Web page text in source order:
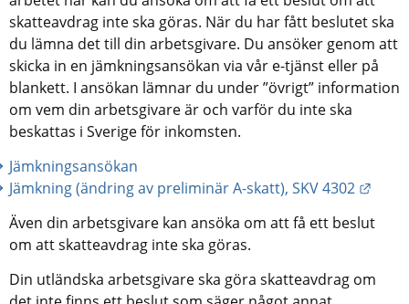
skatteavdrag inte ska göras. När du har fått beslutet ska
du lämna det till din arbetsgivare. Du ansöker genom att
skicka in en jämkningsansökan via vår e-tjänst eller på
blankett. I ansökan lämnar du under ”övrigt” information
om vem din arbetsgivare är och varför du inte ska
beskattas i Sverige för inkomsten.
Jämkningsansökan
Jämkning (ändring av preliminär A-skatt), SKV 4302
Även din arbetsgivare kan ansöka om att få ett beslut
om att skatteavdrag inte ska göras.
Din utländska arbetsgivare ska göra skatteavdrag om